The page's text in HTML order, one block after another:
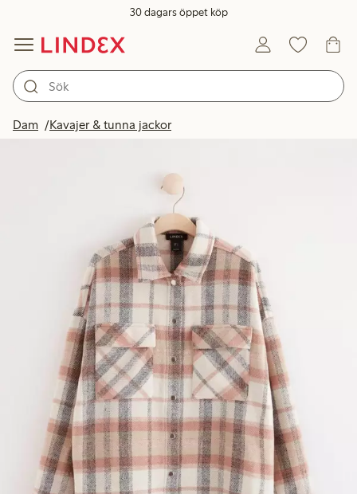
30 dagars öppet köp
Dam Kavajer & tunna jackor